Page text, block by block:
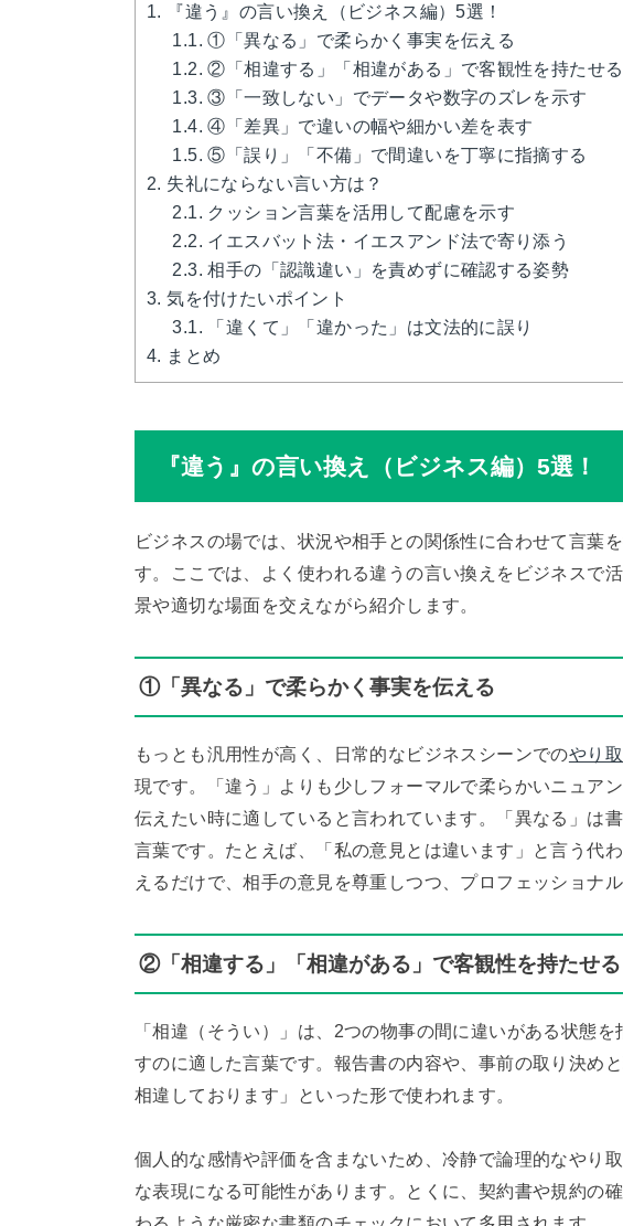
1.
『違う』の言い換え（ビジネス編）5選！
1.1. ①「異なる」で柔らかく事実を伝える
1.2. ②「相違する」「相違がある」で客観性を持たせる
1.3. ③「一致しない」でデータや数字のズレを示す
1.4. ④「差異」で違いの幅や細かい差を表す
1.5. ⑤「誤り」「不備」で間違いを丁寧に指摘する
2. 失礼にならない言い方は？
2.1. クッション言葉を活用して配慮を示す
2.2. イエスバット法・イエスアンド法で寄り添う
2.3. 相手の「認識違い」を責めずに確認する姿勢
3. 気を付けたいポイント
3.1. 「違くて」「違かった」は文法的に誤り
4. まとめ
『違う』の言い換え（ビジネス編）5選！
ビジネスの場では、状況や相手との関係性に合わせて言葉
す。ここでは、よく使われる違うの言い換えをビジネスで
景や適切な場面を交えながら紹介します。
①「異なる」で柔らかく事実を伝える
もっとも汎用性が高く、日常的なビジネスシーンでのやり取
現です。「違う」よりも少しフォーマルで柔らかいニュア
伝えたい時に適していると言われています。「異なる」は
言葉です。たとえば、「私の意見とは違います」と言う代
えるだけで、相手の意見を尊重しつつ、プロフェッショナ
②「相違する」「相違がある」で客観性を持たせる
「相違（そうい）」は、2つの物事の間に違いがある状態
すのに適した言葉です。報告書の内容や、事前の取り決め
相違しております」といった形で使われます。
個人的な感情や評価を含まないため、冷静で論理的なやり
な表現になる可能性があります。とくに、契約書や規約の